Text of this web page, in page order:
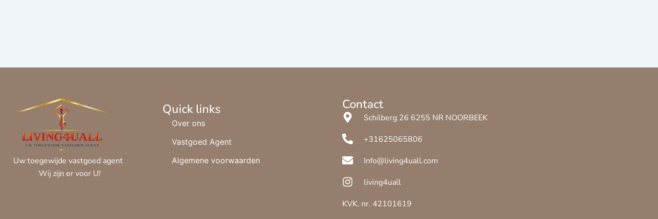
Uw toegewijde vastgoed agent
Wij zijn er voor U!
Quick links
Over ons
Vastgoed Agent
Algemene voorwaarden
Contact
Schilberg 26 6255 NR NOORBEEK
+31625065806
Info@living4uall.com
living4uall
KVK. nr. 42101619